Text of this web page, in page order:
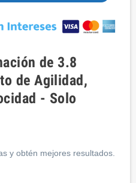
de 3.8
de Agilidad,
- Solo
y obtén mejores resultados.